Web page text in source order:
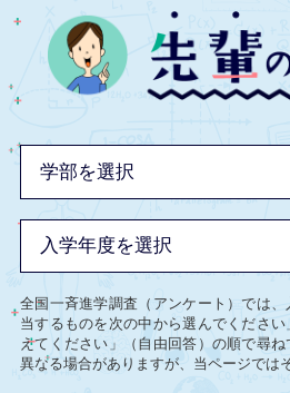
全国一斉進学調査（アンケート）では
当するものを次の中から選んでくださ
えてください」（自由回答）の順で尋
異なる場合がありますが、当ページでは